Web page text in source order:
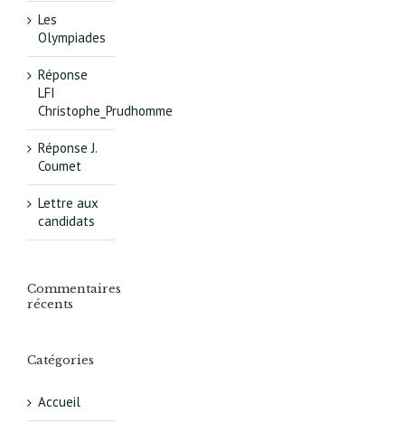
Les
Olympiades
Réponse
LFI
Christophe_Prudhomme
Réponse J.
Coumet
Lettre aux
candidats
Commentaires
récents
Catégories
Accueil